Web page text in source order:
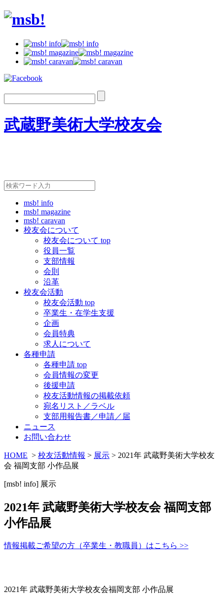
武蔵野美術大学校友会
msb! info
msb! magazine
msb! caravan
校友会について
校友会について top
役員一覧
支部情報
会則
沿革
校友会活動
校友会活動 top
卒業生・在学生支援
企画
会員特典
求人について
各種申請
各種申請 top
会員情報の変更
後援申請
校友活動情報の掲載依頼
宛名リスト／ラベル
支部用報告書／申請／届
ニュース
お問い合わせ
HOME > 校友活動情報 > 展示 > 2021年 武蔵野美術大学校友
会 福岡支部 小作品展
[msb! info] 展示
2021年 武蔵野美術大学校友会 福岡支部
小作品展
情報掲載ご希望の方（卒業生・教職員）はこちら >>
2021年 武蔵野美術大学校友会福岡支部 小作品展